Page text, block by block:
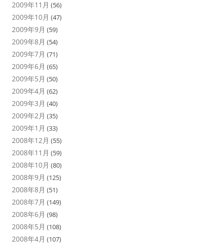
2009年11月 (56)
2009年10月 (47)
2009年9月 (59)
2009年8月 (54)
2009年7月 (71)
2009年6月 (65)
2009年5月 (50)
2009年4月 (62)
2009年3月 (40)
2009年2月 (35)
2009年1月 (33)
2008年12月 (55)
2008年11月 (59)
2008年10月 (80)
2008年9月 (125)
2008年8月 (51)
2008年7月 (149)
2008年6月 (98)
2008年5月 (108)
2008年4月 (107)